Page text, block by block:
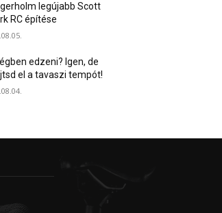
legújabb Scott
RC építése
edzeni? Igen, de
el a tavaszi tempót!